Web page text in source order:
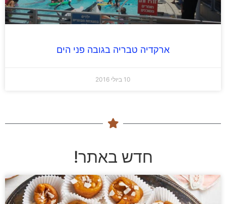
ארקדיה טבריה בגובה פני הים
חדש באתר!